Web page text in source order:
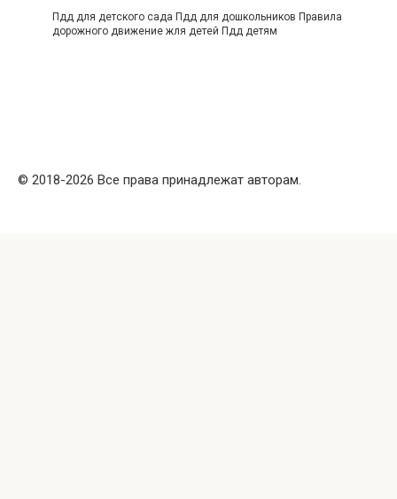
Пдд для детского сада Пдд для дошкольников Правила
дорожного движение жля детей Пдд детям
© 2018-2026 Все права принадлежат авторам.